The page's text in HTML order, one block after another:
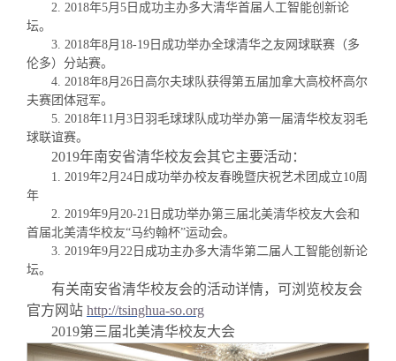
2. 2018年5月5日成功主办多大清华首届人工智能创新论
坛。
3. 2018年8月18-19日成功举办全球清华之友网球联赛（多
伦多）分站赛。
4. 2018年8月26日高尔夫球队获得第五届加拿大高校杯高尔
夫赛团体冠军。
5. 2018年11月3日羽毛球球队成功举办第一届清华校友羽毛
球联谊赛。
2019年南安省清华校友会其它主要活动：
1. 2019年2月 24 日成功举办校友春晚暨庆祝艺术团成立10周
年
2. 2019年9月 20-21 日成功举办第三届北美清华校友大会和
首届北美清华校友“马约翰杯”运动会。
3. 2019年9月 22 日成功主办多大清华第二届人工智能创新论
坛。
有关南安省清华校友会的活动详情，可浏览校友会
官方网站 http://tsinghua-so.org
2019第三届北美清华校友大会